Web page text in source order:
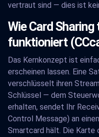
vertraut sind — dies ist
Wie Card
funktioniert
Das Kernkonzept ist
erscheinen lassen. Eine
verschlüsselt ihren
Schlüssel — dem
erhalten, sendet Ihr
Control Message) an
Smartcard hält. Die